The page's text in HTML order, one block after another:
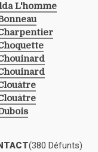
L'homme
(380 Défunts)